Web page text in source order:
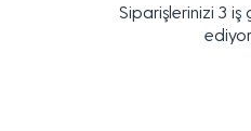
Siparişlerinizi 3 iş